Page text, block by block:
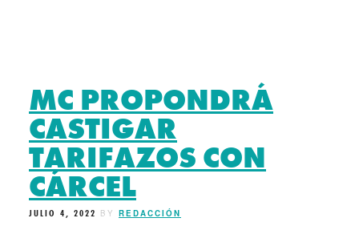
MC PROPONDRÁ
CASTIGAR
TARIFAZOS CON
CÁRCEL
JULIO 4, 2022 BY REDACCIÓN